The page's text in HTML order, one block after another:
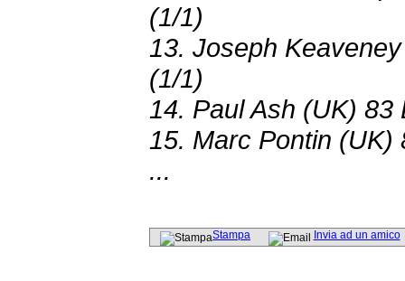
(1/1)
13. Joseph
(1/1)
14. Paul Ash (UK)
15. Marc Pontin (UK)
...
Stampa Invia ad un amico